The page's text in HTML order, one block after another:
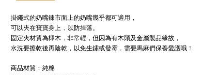
掛繩式的奶嘴鍊市面上的奶嘴幾乎都可適用，
可以夾在寶寶身上，以防掉落。
固定夾材質為櫸木，非常輕，但因為有木頭及金屬製品緣故，
水洗要擦乾後再陰乾，以免生鏽或發霉，需要馬麻們保養愛護哦！
商品材質：純棉